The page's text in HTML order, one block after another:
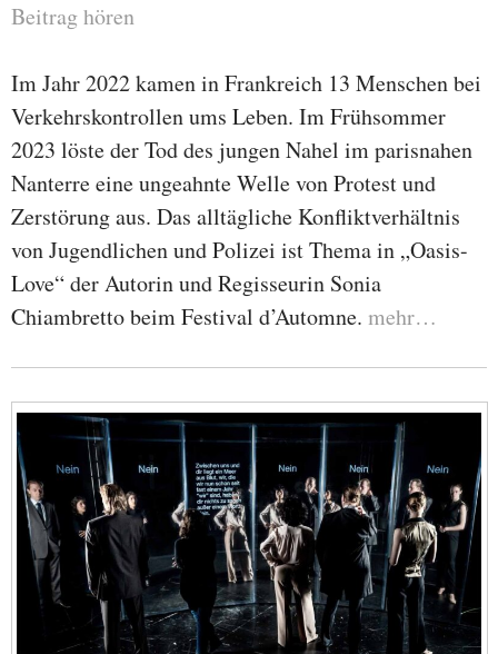
Beitrag hören
Im Jahr 2022 kamen in Frankreich 13 Menschen bei
Verkehrskontrollen ums Leben. Im Frühsommer
2023 löste der Tod des jungen Nahel im parisnahen
Nanterre eine ungeahnte Welle von Protest und
Zerstörung aus. Das alltägliche Konfliktverhältnis
von Jugendlichen und Polizei ist Thema in „Oasis-
Love“ der Autorin und Regisseurin Sonia
Chiambretto beim Festival d’Automne. mehr…